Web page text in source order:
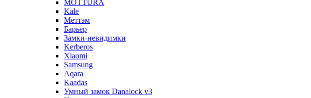
MOTTURA
Kale
Меттэм
Барьер
Замки-невидимки
Kerberos
Xiaomi
Samsung
Aqara
Kaadas
Умный замок Danalock v3